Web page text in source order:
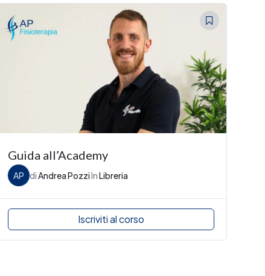
Guida all’Academy
AP diAndrea PozziInLibreria
Iscriviti al corso